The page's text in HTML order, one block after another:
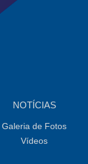
NOTÍCIAS
Galeria de Fotos
Vídeos